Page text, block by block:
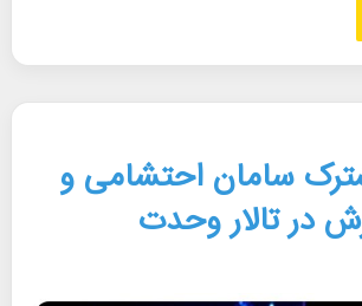
سامان احتشامی و
در تالار وحدت